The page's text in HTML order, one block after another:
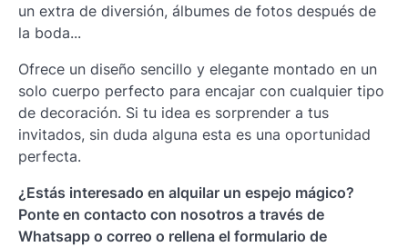
un extra de diversión, álbumes de fotos después de
la boda...
Ofrece un diseño sencillo y elegante montado en un
solo cuerpo perfecto para encajar con cualquier tipo
de decoración. Si tu idea es sorprender a tus
invitados, sin duda alguna esta es una oportunidad
perfecta.
¿Estás interesado en alquilar un espejo mágico?
Ponte en contacto con nosotros a través de
Whatsapp o correo o rellena el formulario de